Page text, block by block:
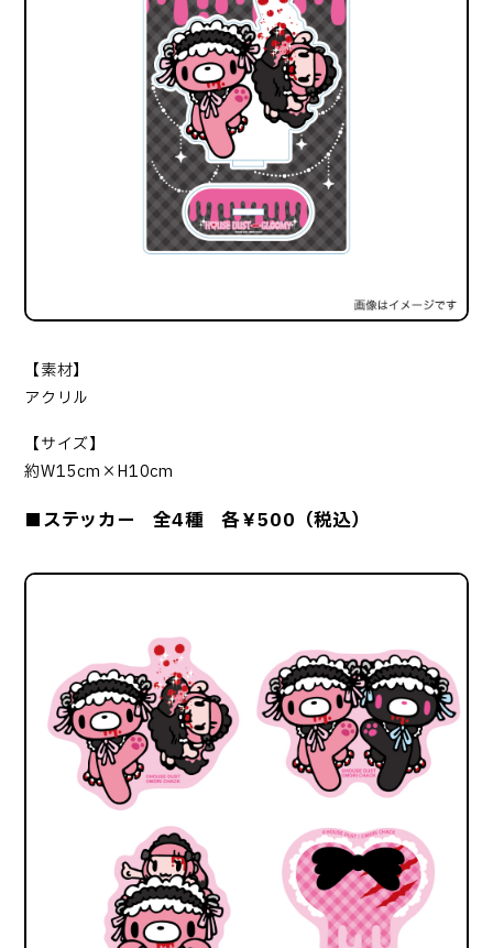
【素材】
アクリル
【サイズ】
約W15cm×H10cm
■ステッカー 全4種 各￥500（税込）